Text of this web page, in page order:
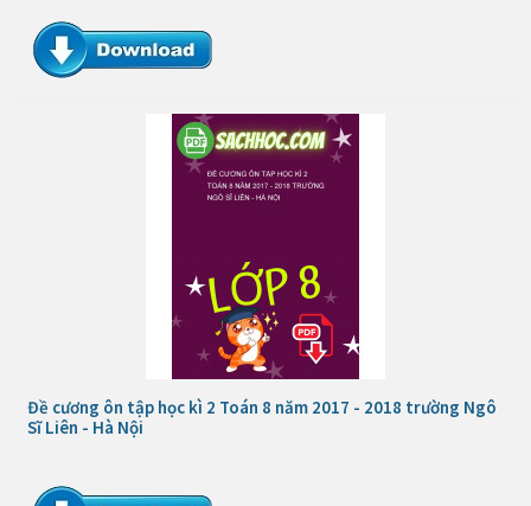
Đề cương ôn tập học kì 2 Toán 8 năm 2017 - 2018 trường Ngô
Sĩ Liên - Hà Nội